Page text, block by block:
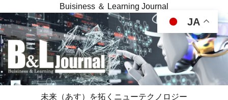
Buisiness ＆ Learning Journal
未来（あす）を拓くニューテクノロジー
JA